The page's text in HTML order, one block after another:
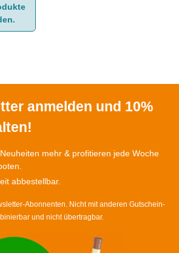
anmelden und 10%
mehr & profitieren jede Woche
abbestellbar.
Abonnenten. Nicht mit anderen Gutschein-
und nicht übertragbar.